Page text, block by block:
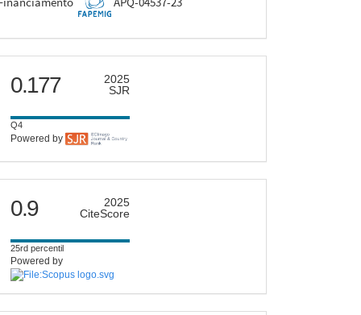
scimago
0.177
2025
SJR
Q4
Powered by
citescore
0.9
2025
CiteScore
25rd percentil
Powered by